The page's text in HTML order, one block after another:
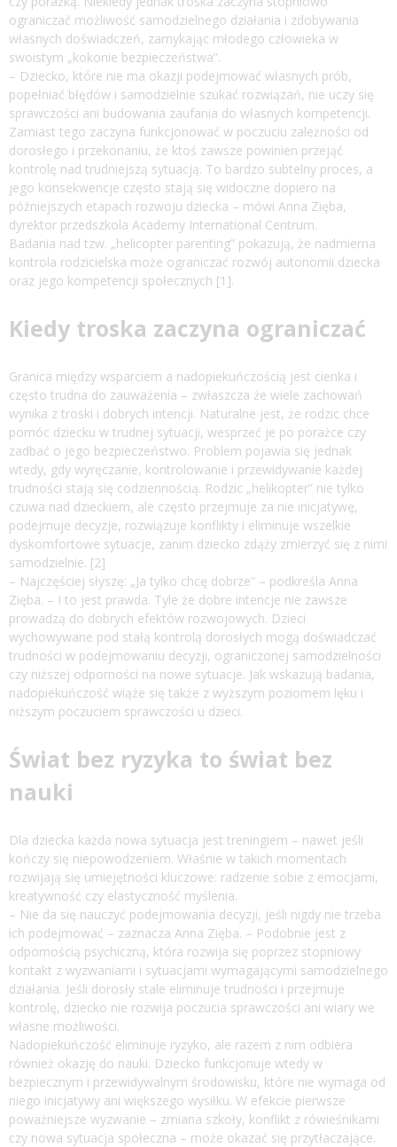
ograniczać możliwość samodzielnego działania i zdobywania
własnych doświadczeń, zamykając młodego człowieka w
swoistym „kokonie bezpieczeństwa”.
– Dziecko, które nie ma okazji podejmować własnych prób,
popełniać błędów i samodzielnie szukać rozwiązań, nie uczy się
sprawczości ani budowania zaufania do własnych kompetencji.
Zamiast tego zaczyna funkcjonować w poczuciu zależności od
dorosłego i przekonaniu, że ktoś zawsze powinien przejąć
kontrolę nad trudniejszą sytuacją. To bardzo subtelny proces, a
jego konsekwencje często stają się widoczne dopiero na
późniejszych etapach rozwoju dziecka – mówi Anna Zięba,
dyrektor przedszkola Academy International Centrum.
Badania nad tzw. „helicopter parenting” pokazują, że nadmierna
kontrola rodzicielska może ograniczać rozwój autonomii dziecka
oraz jego kompetencji społecznych [1].
Kiedy troska zaczyna ograniczać
Granica między wsparciem a nadopiekuńczością jest cienka i
często trudna do zauważenia – zwłaszcza że wiele zachowań
wynika z troski i dobrych intencji. Naturalne jest, że rodzic chce
pomóc dziecku w trudnej sytuacji, wesprzeć je po porażce czy
zadbać o jego bezpieczeństwo. Problem pojawia się jednak
wtedy, gdy wyręczanie, kontrolowanie i przewidywanie każdej
trudności stają się codziennością. Rodzic „helikopter” nie tylko
czuwa nad dzieckiem, ale często przejmuje za nie inicjatywę,
podejmuje decyzje, rozwiązuje konflikty i eliminuje wszelkie
dyskomfortowe sytuacje, zanim dziecko zdąży zmierzyć się z nimi
samodzielnie. [2]
– Najczęściej słyszę: „Ja tylko chcę dobrze” – podkreśla Anna
Zięba. – I to jest prawda. Tyle że dobre intencje nie zawsze
prowadzą do dobrych efektów rozwojowych. Dzieci
wychowywane pod stałą kontrolą dorosłych mogą doświadczać
trudności w podejmowaniu decyzji, ograniczonej samodzielności
czy niższej odporności na nowe sytuacje. Jak wskazują badania,
nadopiekuńczość wiąże się także z wyższym poziomem lęku i
niższym poczuciem sprawczości u dzieci.
Świat bez ryzyka to świat bez
nauki
Dla dziecka każda nowa sytuacja jest treningiem – nawet jeśli
kończy się niepowodzeniem. Właśnie w takich momentach
rozwijają się umiejętności kluczowe: radzenie sobie z emocjami,
kreatywność czy elastyczność myślenia.
– Nie da się nauczyć podejmowania decyzji, jeśli nigdy nie trzeba
ich podejmować – zaznacza Anna Zięba. – Podobnie jest z
odpornością psychiczną, która rozwija się poprzez stopniowy
kontakt z wyzwaniami i sytuacjami wymagającymi samodzielnego
działania. Jeśli dorosły stale eliminuje trudności i przejmuje
kontrolę, dziecko nie rozwija poczucia sprawczości ani wiary we
własne możliwości.
Nadopiekuńczość eliminuje ryzyko, ale razem z nim odbiera
również okazję do nauki. Dziecko funkcjonuje wtedy w
bezpiecznym i przewidywalnym środowisku, które nie wymaga od
niego inicjatywy ani większego wysiłku. W efekcie pierwsze
poważniejsze wyzwanie – zmiana szkoły, konflikt z rówieśnikami
czy nowa sytuacja społeczna – może okazać się przytłaczające.